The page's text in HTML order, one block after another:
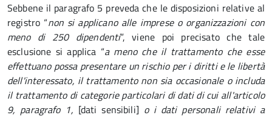
Sebbene il paragrafo 5 preveda che le disposizioni relative al
registro “non si applicano alle imprese o organizzazioni con
meno di 250 dipendenti”, viene poi precisato che tale
esclusione si applica “a meno che il trattamento che esse
effettuano possa presentare un rischio per i diritti e le libertà
dell'interessato, il trattamento non sia occasionale o includa
il trattamento di categorie particolari di dati di cui all'articolo
9, paragrafo 1, [dati sensibili] o i dati personali relativi a